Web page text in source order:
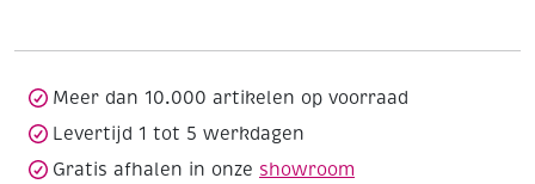
€ 4,75.
aantal
Meer dan 10.000 artikelen op voorraad
Levertijd 1 tot 5 werkdagen
Gratis afhalen in onze showroom